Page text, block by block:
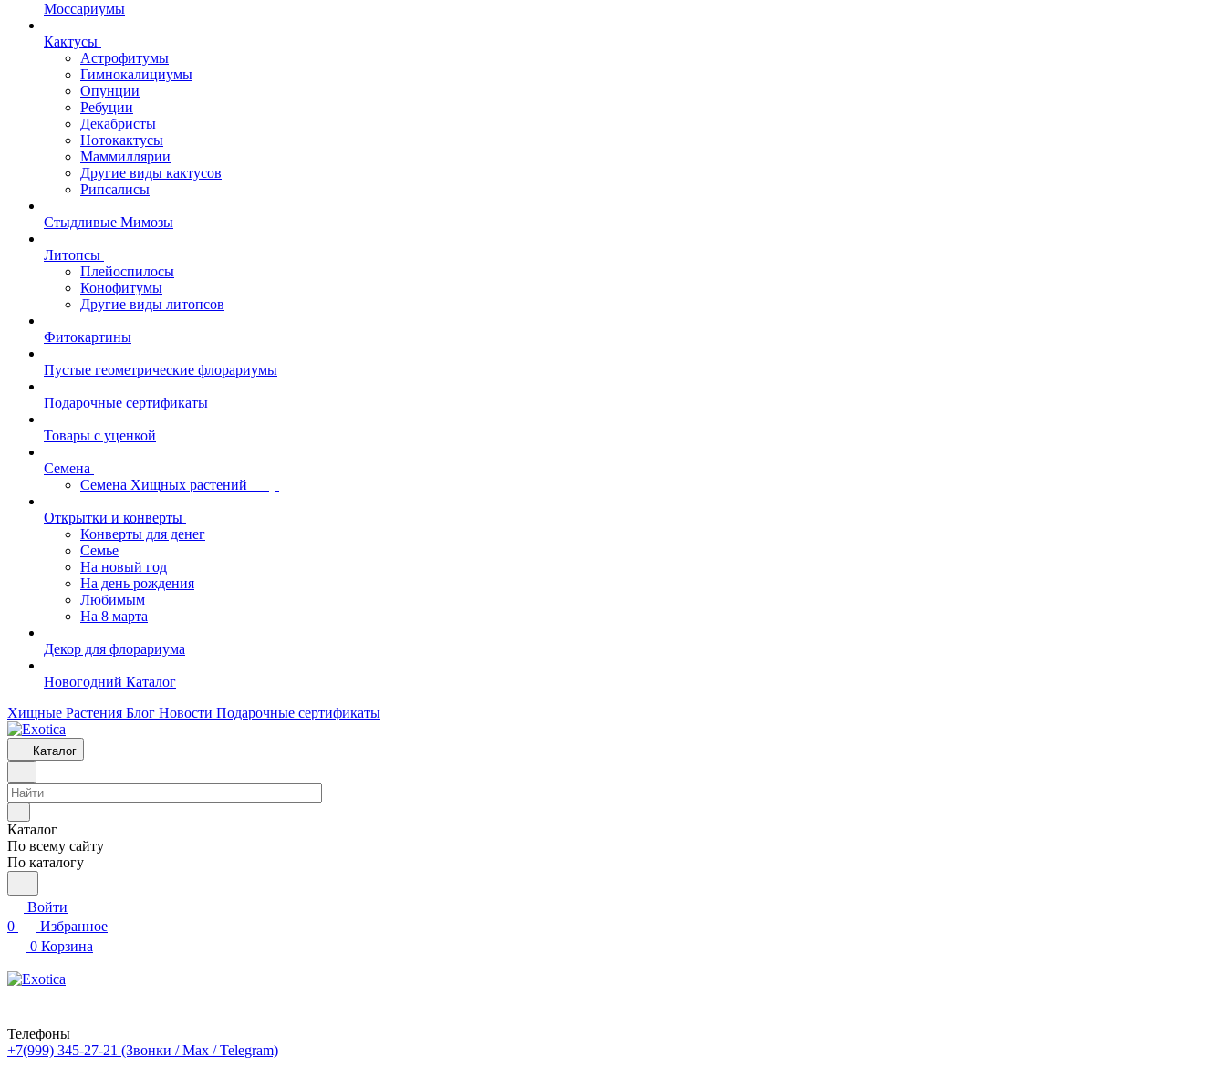
Моссариумы
Кактусы
Астрофитумы
Гимнокалициумы
Опунции
Ребуции
Декабристы
Нотокактусы
Маммиллярии
Другие виды кактусов
Рипсалисы
Стыдливые Мимозы
Литопсы
Плейоспилосы
Конофитумы
Другие виды литопсов
Фитокартины
Пустые геометрические флорариумы
Подарочные сертификаты
Товары с уценкой
Семена
Семена Хищных растений
Открытки и конверты
Конверты для денег
Семье
На новый год
На день рождения
Любимым
На 8 марта
Декор для флорариума
Новогодний Каталог
Хищные Растения Блог Новости Подарочные сертификаты
Каталог
Каталог
По всему сайту
По каталогу
Войти
0
Избранное
0 Корзина
Телефоны
+7(999) 345-27-21 (Звонки / Max / Telegram)